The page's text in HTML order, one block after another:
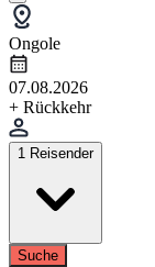
Ongole
07.08.2026
+ Rückkehr
1 Reisender
Suche